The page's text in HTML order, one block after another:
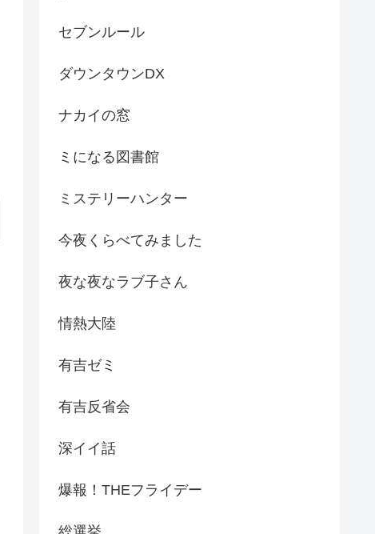
セブンルール
ダウンタウンDX
ナカイの窓
ミになる図書館
ミステリーハンター
今夜くらべてみました
夜な夜なラブ子さん
情熱大陸
有吉ゼミ
有吉反省会
深イイ話
爆報！THEフライデー